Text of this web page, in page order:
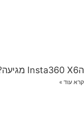
הInsta360 X6 מגיעה? השמועות החמות והציפיות הגבוהות
קרא עוד »